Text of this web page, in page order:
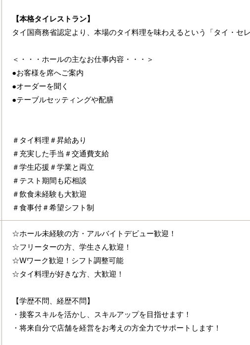
【本格タイレストラン】
タイ国商務省認定より、本場のタイ料理を味わえるという「タイ・セ
＜・・・ホールの主なお仕事内容・・・＞
●お客様を席へご案内
●オーダーを聞く
●テーブルセッティングや配膳
＃タイ料理＃昇給あり
＃充実した手当＃交通費支給
＃学生応援＃学業と両立
＃テスト期間も応相談
＃飲食未経験も大歓迎
＃食事付＃希望シフト制
☆ホール未経験の方・アルバイトデビュー歓迎！
☆フリーターの方、学生さん歓迎！
☆Wワーク歓迎！シフト調整可能
☆タイ料理が好きな方、大歓迎！
【学歴不問、経歴不問】
・接客スキルを活かし、スキルアップを目指せます！
・将来自分で店舗を経営をお考えの方全力でサポートします！